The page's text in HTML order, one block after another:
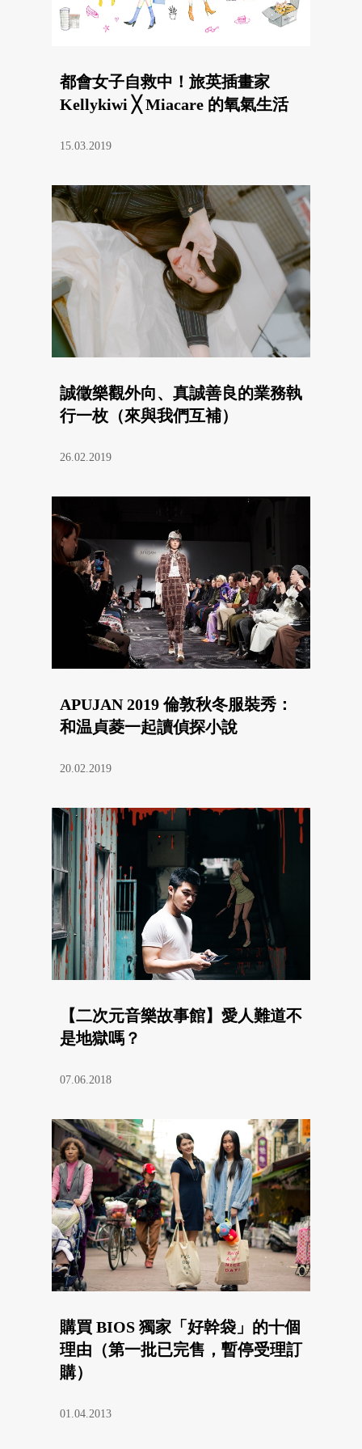
都會女子自救中！旅英插畫家
Kellykiwi ╳ Miacare 的氧氣生活
15.03.2019
誠徵樂觀外向、真誠善良的業務執
行一枚（來與我們互補）
26.02.2019
APUJAN 2019 倫敦秋冬服裝秀：
和温貞菱一起讀偵探小說
20.02.2019
【二次元音樂故事館】愛人難道不
是地獄嗎？
07.06.2018
購買 BIOS 獨家「好幹袋」的十個
理由（第一批已完售，暫停受理訂
購）
01.04.2013